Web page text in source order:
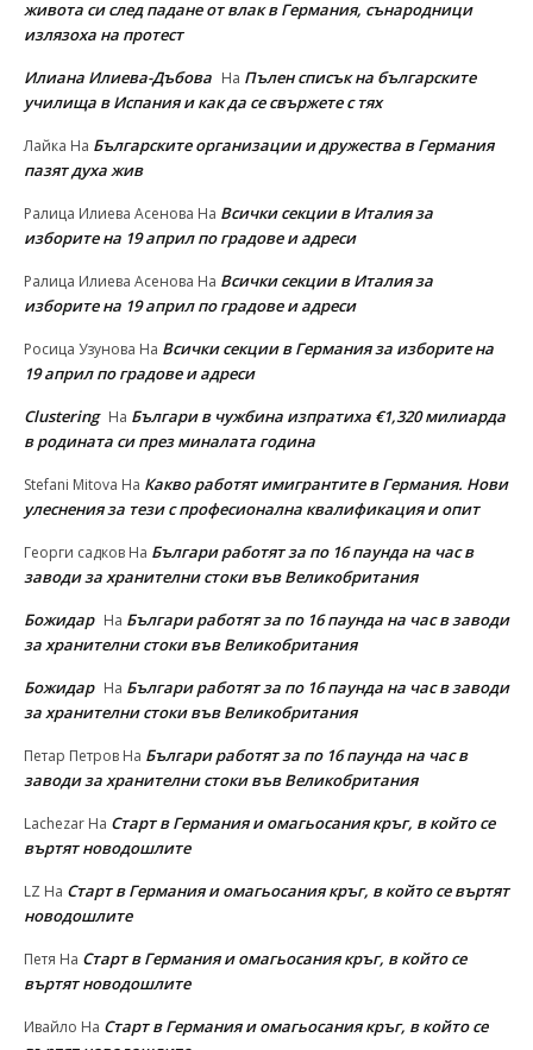
живота си след падане от влак в Германия, сънародници
излязоха на протест
Илиана Илиева-Дъбова На Пълен списък на българските
училища в Испания и как да се свържете с тях
Лайка На Българските организации и дружества в Германия
пазят духа жив
Ралица Илиева Асенова На Всички секции в Италия за
изборите на 19 април по градове и адреси
Ралица Илиева Асенова На Всички секции в Италия за
изборите на 19 април по градове и адреси
Росица Узунова На Всички секции в Германия за изборите на
19 април по градове и адреси
Clustering На Българи в чужбина изпратиха €1,320 милиарда
в родината си през миналата година
Stefani Mitova На Какво работят имигрантите в Германия. Нови
улеснeния за тези с професионална квалификация и опит
Георги садков На Българи работят за по 16 паунда на час в
заводи за хранителни стоки във Великобритания
Божидар На Българи работят за по 16 паунда на час в заводи
за хранителни стоки във Великобритания
Божидар На Българи работят за по 16 паунда на час в заводи
за хранителни стоки във Великобритания
Петар Петров На Българи работят за по 16 паунда на час в
заводи за хранителни стоки във Великобритания
Lachezar На Старт в Германия и омагьосания кръг, в който се
въртят новодошлите
LZ На Старт в Германия и омагьосания кръг, в който се въртят
новодошлите
Петя На Старт в Германия и омагьосания кръг, в който се
въртят новодошлите
Ивайло На Старт в Германия и омагьосания кръг, в който се